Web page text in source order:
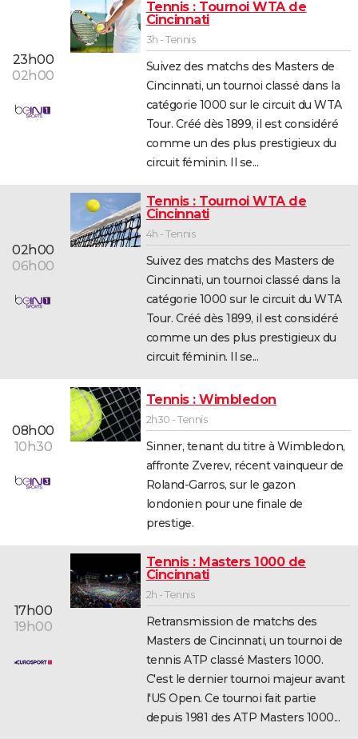
Destinations
Voyage nature
Voyage de noces
GUIDES D'ACHAT
BONS PLANS
CARTE DE VOEUX
COPAINS D'AVANT
S'inscrire
Se connecter
Lycées
Collèges
Primaires
Universités
Entreprises
Service militaire
Avis de recherche
AVIS DE DÉCÈS
Bricolage
Lifestyle
Culture
Sport
Auto
Television
Voyage
Cinema
23h00
02h00
Tennis : Tournoi WTA de
Cincinnati
3h - Tennis
Suivez des matchs des Masters de
Cincinnati, un tournoi classé dans la
catégorie 1000 sur le circuit du WTA
Tour. Créé dès 1899, il est considéré
comme un des plus prestigieux du
circuit féminin. Il se...
02h00
06h00
Tennis : Tournoi WTA de
Cincinnati
4h - Tennis
Suivez des matchs des Masters de
Cincinnati, un tournoi classé dans la
catégorie 1000 sur le circuit du WTA
Tour. Créé dès 1899, il est considéré
comme un des plus prestigieux du
circuit féminin. Il se...
08h00
10h30
Tennis : Wimbledon
2h30 - Tennis
Sinner, tenant du titre à Wimbledon,
affronte Zverev, récent vainqueur de
Roland-Garros, sur le gazon
londonien pour une finale de
prestige.
17h00
19h00
Tennis : Masters 1000 de
Cincinnati
2h - Tennis
Retransmission de matchs des
Masters de Cincinnati, un tournoi de
tennis ATP classé Masters 1000.
C'est le dernier tournoi majeur avant
l'US Open. Ce tournoi fait partie
depuis 1981 des ATP Masters 1000...